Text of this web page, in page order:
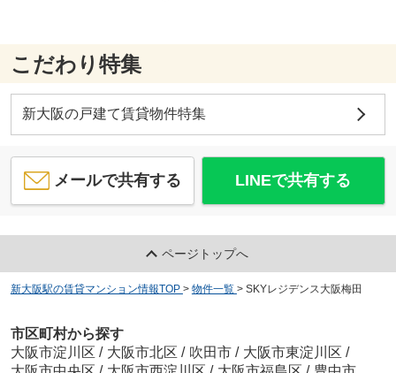
こだわり特集
新大阪の戸建て賃貸物件特集
メールで共有する LINEで共有する
ページトップへ
新大阪駅の賃貸マンション情報TOP > 物件一覧 > SKYレジデンス大阪梅田
市区町村から探す
大阪市淀川区 / 大阪市北区 / 吹田市 / 大阪市東淀川区 /